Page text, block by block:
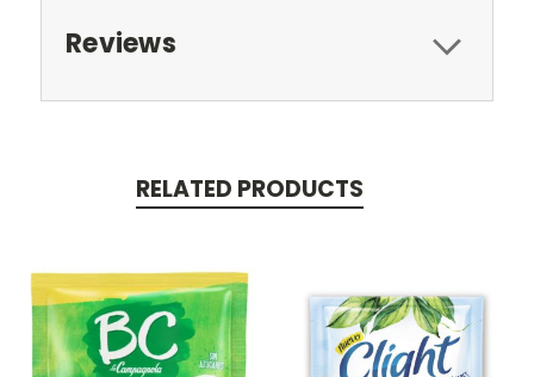
Reviews
RELATED PRODUCTS